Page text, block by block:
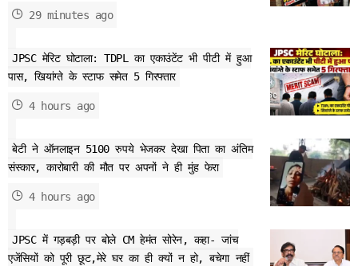
29 minutes ago
JPSC मेरिट घोटाला: TDPL का एकाउंटेंट भी पीटी में हुआ
पास, खियांग्ते के स्टाफ समेत 5 गिरफ्तार
4 hours ago
बेटी ने ऑनलाइन 5100 रुपये भेजकर देखा पिता का अंतिम
संस्कार, कारोबारी की मौत पर अपनों ने ही मुंह फेरा
4 hours ago
JPSC में गड़बड़ी पर बोले CM हेमंत सोरेन, कहा- जांच
एजेंसियों को पूरी छूट,मेरे घर का ही क्यों न हो, बचेगा नहीं